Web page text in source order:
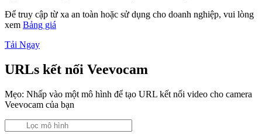
Để truy cập từ xa an toàn hoặc sử dụng cho doanh nghiệp, vui lòng
xem Bảng giá
Tải Ngay
URLs kết nối Veevocam
Mẹo: Nhấp vào một mô hình để tạo URL kết nối video cho camera
Veevocam của bạn